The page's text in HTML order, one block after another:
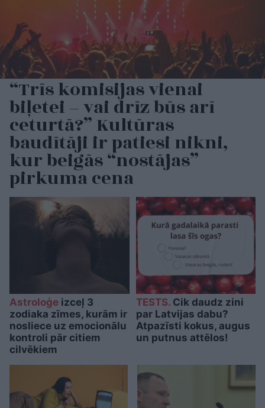
“Trīs komisijas vienai
biļetei – vai drīz būs arī
ceturtā?” Kultūras
baudītāji ir patiesi nikni,
kur beigās “nostājas”
pirkuma cena
Astroloģe izceļ 3
zodiaka zīmes, kurām ir
nosliece uz emocionālu
kontroli pār citiem
cilvēkiem
TESTS.Cik daudz zini
par Latvijas dabu?
Atpazīsti kokus, augus
un putnus attēlos!